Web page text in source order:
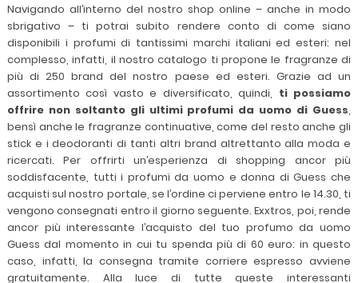
Navigando all’interno del nostro shop online – anche in modo
sbrigativo – ti potrai subito rendere conto di come siano
disponibili i profumi di tantissimi marchi italiani ed esteri: nel
complesso, infatti, il nostro catalogo ti propone le fragranze di
più di 250 brand del nostro paese ed esteri. Grazie ad un
assortimento così vasto e diversificato, quindi, ti possiamo
offrire non soltanto gli ultimi profumi da uomo di Guess
bensì anche le fragranze continuative, come del resto anche gli
stick e i deodoranti di tanti altri brand altrettanto alla moda e
ricercati. Per offrirti un’esperienza di shopping ancor più
soddisfacente, tutti i profumi da uomo e donna di Guess che
acquisti sul nostro portale, se l’ordine ci perviene entro le 14.30, ti
vengono consegnati entro il giorno seguente. Exxtros, poi, rende
ancor più interessante l’acquisto del tuo profumo da uomo
Guess dal momento in cui tu spenda più di 60 euro: in questo
caso, infatti, la consegna tramite corriere espresso avviene
gratuitamente. Alla luce di tutte queste interessanti